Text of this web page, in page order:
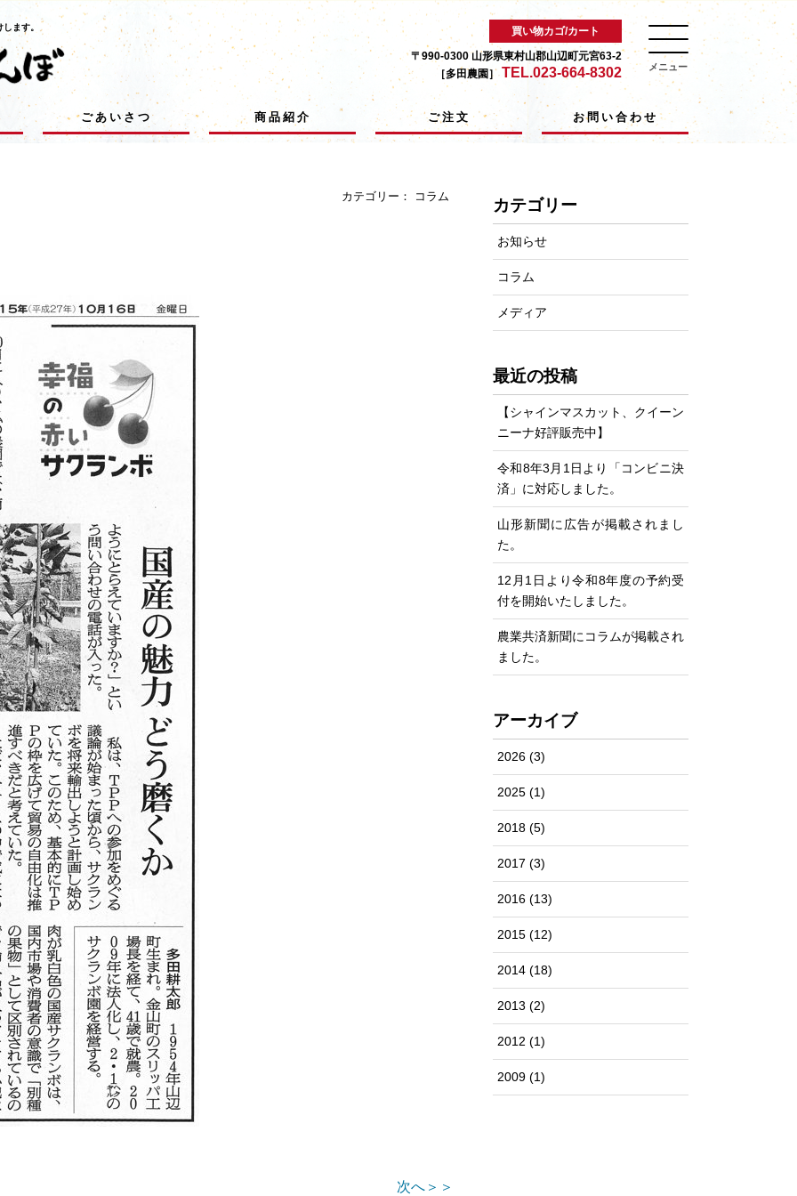
ます。
買い物カゴ/カート
〒990-0300 山形県東村山郡山辺町元宮63-2
［多田農園］TEL.023-664-8302 メニュー
ごあいさつ 商品紹介 ご注文 お問い合わせ
カテゴリー： コラム
次へ＞＞
カテゴリー
お知らせ
コラム
メディア
最近の投稿
【シャインマスカット、クイーン
ニーナ好評販売中】
令和8年3月1日より「コンビニ決
済」に対応しました。
山形新聞に広告が掲載されまし
た。
12月1日より令和8年度の予約受
付を開始いたしました。
農業共済新聞にコラムが掲載され
ました。
アーカイブ
2026 (3)
2025 (1)
2018 (5)
2017 (3)
2016 (13)
2015 (12)
2014 (18)
2013 (2)
2012 (1)
2009 (1)